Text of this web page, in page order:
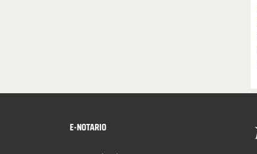
E-NOTARIO